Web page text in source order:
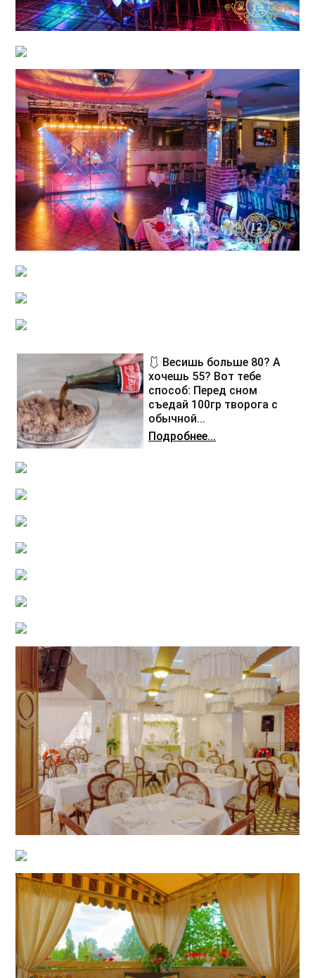
🩱 Весишь больше 80? А
хочешь 55? Вот тебе
способ: Перед сном
съедай 100гр творога с
обычной...
Подробнее...